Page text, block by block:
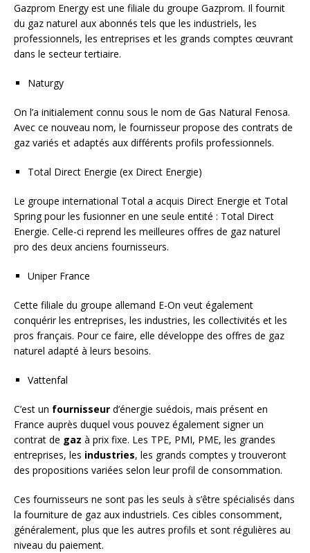
Gazprom Energy est une filiale du groupe Gazprom. Il fournit
du gaz naturel aux abonnés tels que les industriels, les
professionnels, les entreprises et les grands comptes œuvrant
dans le secteur tertiaire.
Naturgy
On l’a initialement connu sous le nom de Gas Natural Fenosa.
Avec ce nouveau nom, le fournisseur propose des contrats de
gaz variés et adaptés aux différents profils professionnels.
Total Direct Energie (ex Direct Energie)
Le groupe international Total a acquis Direct Energie et Total
Spring pour les fusionner en une seule entité : Total Direct
Energie. Celle-ci reprend les meilleures offres de gaz naturel
pro des deux anciens fournisseurs.
Uniper France
Cette filiale du groupe allemand E-On veut également
conquérir les entreprises, les industries, les collectivités et les
pros français. Pour ce faire, elle développe des offres de gaz
naturel adapté à leurs besoins.
Vattenfal
C’est un fournisseur d’énergie suédois, mais présent en
France auprès duquel vous pouvez également signer un
contrat de gaz à prix fixe. Les TPE, PMI, PME, les grandes
entreprises, les industries, les grands comptes y trouveront
des propositions variées selon leur profil de consommation.
Ces fournisseurs ne sont pas les seuls à s’être spécialisés dans
la fourniture de gaz aux industriels. Ces cibles consomment,
généralement, plus que les autres profils et sont régulières au
niveau du paiement.